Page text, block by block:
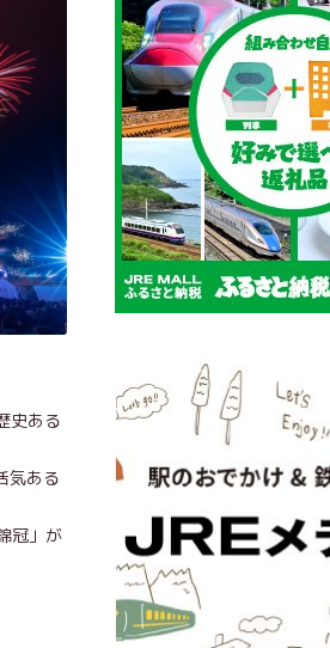
史ある
気ある
冠」が